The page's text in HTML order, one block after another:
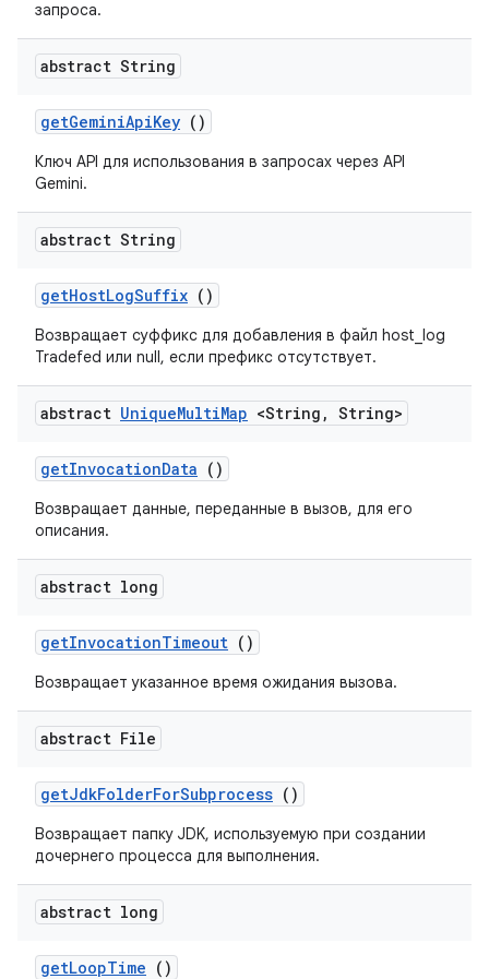
запроса.
abstract String
getGeminiApiKey ()
Ключ API для использования в запросах через API
Gemini.
abstract String
getHostLogSuffix ()
Возвращает суффикс для добавления в файл host_log
Tradefed или null, если префикс отсутствует.
abstract UniqueMultiMap <String , String>
getInvocationData ()
Возвращает данные, переданные в вызов, для его
описания.
abstract long
getInvocationTimeout ()
Возвращает указанное время ожидания вызова.
abstract File
getJdkFolderForSubprocess ()
Возвращает папку JDK, используемую при создании
дочернего процесса для выполнения.
abstract long
getLoopTime ()